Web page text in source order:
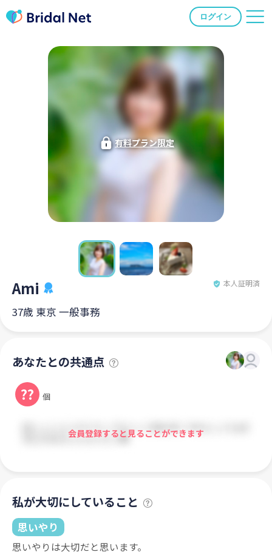
ログイン
有料プラン限定
Ami 本人証明済
37歳 東京 一般事務
あなたとの共通点
?? 個
会員登録すると見ることができます
私が大切にしていること
思いやり
思いやりは大切だと思います。